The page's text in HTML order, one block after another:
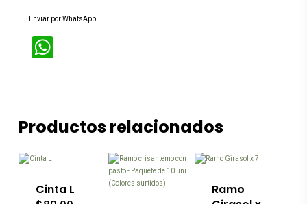
Enviar por WhatsApp
WhatsApp
Productos relacionados
Este
producto
múltiples
Cinta L
Ramo